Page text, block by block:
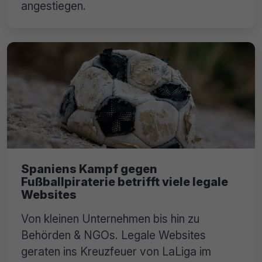
angestiegen.
Spaniens Kampf gegen
Fußballpiraterie betrifft viele legale
Websites
Von kleinen Unternehmen bis hin zu
Behörden & NGOs. Legale Websites
geraten ins Kreuzfeuer von LaLiga im